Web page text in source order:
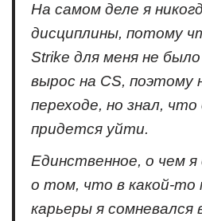
На самом деле я
дисциплины, потому
Strike для меня не
вырос на CS, поэтому
переходе, но знал,
придется уйти.
Единственное, о чем
о том, что в какой-то
карьеры я